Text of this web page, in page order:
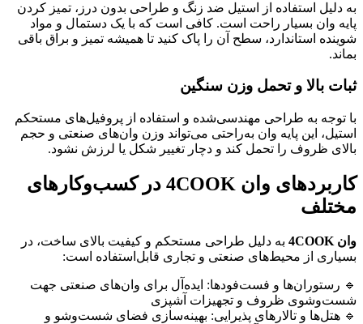
به دلیل استفاده از استیل ضد زنگ و طراحی بدون درز، تمیز کردن
پایه وان بسیار راحت است. کافی است که با یک دستمال و مواد
شوینده استاندارد، سطح آن را پاک کنید تا همیشه تمیز و براق باقی
بماند.
ثبات بالا و تحمل وزن سنگین
با توجه به طراحی مهندسی‌شده و استفاده از پروفیل‌های مستحکم
استیل، این پایه وان به‌راحتی می‌تواند وزن وان‌های صنعتی و حجم
بالای ظروف را تحمل کند و دچار تغییر شکل یا لرزش نشود.
کاربردهای وان 4COOK در کسب‌وکارهای
مختلف
وان 4COOK
به دلیل طراحی مستحکم و کیفیت بالای ساخت، در
بسیاری از محیط‌های صنعتی و تجاری قابل‌استفاده است:
🔹 رستوران‌ها و فست‌فودها: ایده‌آل برای وان‌های صنعتی جهت
شست‌وشوی ظروف و تجهیزات آشپزی
🔹 هتل‌ها و تالارهای پذیرایی: بهینه‌سازی فضای شست‌وشو و